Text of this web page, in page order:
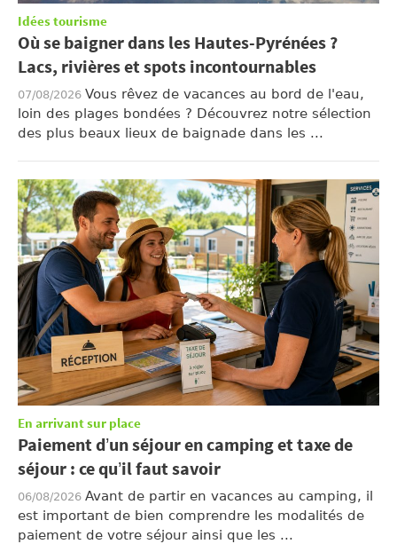
Idées tourisme
Où se baigner dans les Hautes-Pyrénées ?
Lacs, rivières et spots incontournables
07/08/2026 Vous rêvez de vacances au bord de l'eau,
loin des plages bondées ? Découvrez notre sélection
des plus beaux lieux de baignade dans les ...
En arrivant sur place
Paiement d’un séjour en camping et taxe de
séjour : ce qu’il faut savoir
06/08/2026 Avant de partir en vacances au camping, il
est important de bien comprendre les modalités de
paiement de votre séjour ainsi que les ...